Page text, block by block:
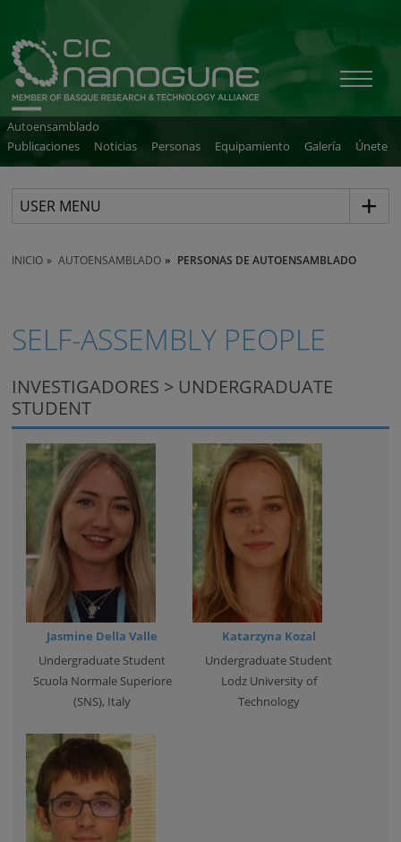
Autoensamblado
Publicaciones
Noticias Personas Equipamiento Galería Únete
USER MENU
INICIO AUTOENSAMBLADO PERSONAS DE AUTOENSAMBLADO
SELF-ASSEMBLY PEOPLE
INVESTIGADORES > UNDERGRADUATE
STUDENT
Jasmine Della Valle
Undergraduate Student
Scuola Normale Superiore
(SNS), Italy
Katarzyna Kozal
Undergraduate Student
Lodz University of
Technology